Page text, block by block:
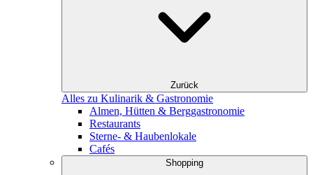
Zurück
Alles zu Kulinarik & Gastronomie
Almen, Hütten & Berggastronomie
Restaurants
Sterne- & Haubenlokale
Cafés
Shopping